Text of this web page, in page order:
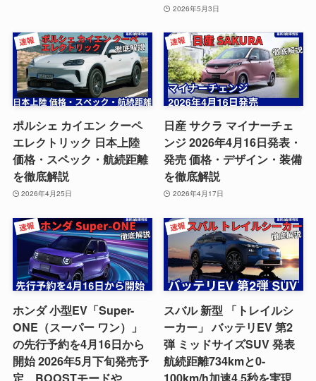
2026年5月3日
ポルシェ カイエン クーペ
エレクトリック 日本上陸
価格・スペック・航続距離
を徹底解説
2026年4月25日
日産 サクラ マイナーチェ
ンジ 2026年4月16日発表・
発売 価格・デザイン・装備
を徹底解説
2026年4月17日
ホンダ 小型EV「Super-
ONE（スーパー ワン）」
の先行予約を4月16日から
開始 2026年5月下旬発売予
スバル 新型 「トレイルシ
ーカー」 バッテリEV 第2
弾 ミッドサイズSUV 発表
航続距離734kmと0-